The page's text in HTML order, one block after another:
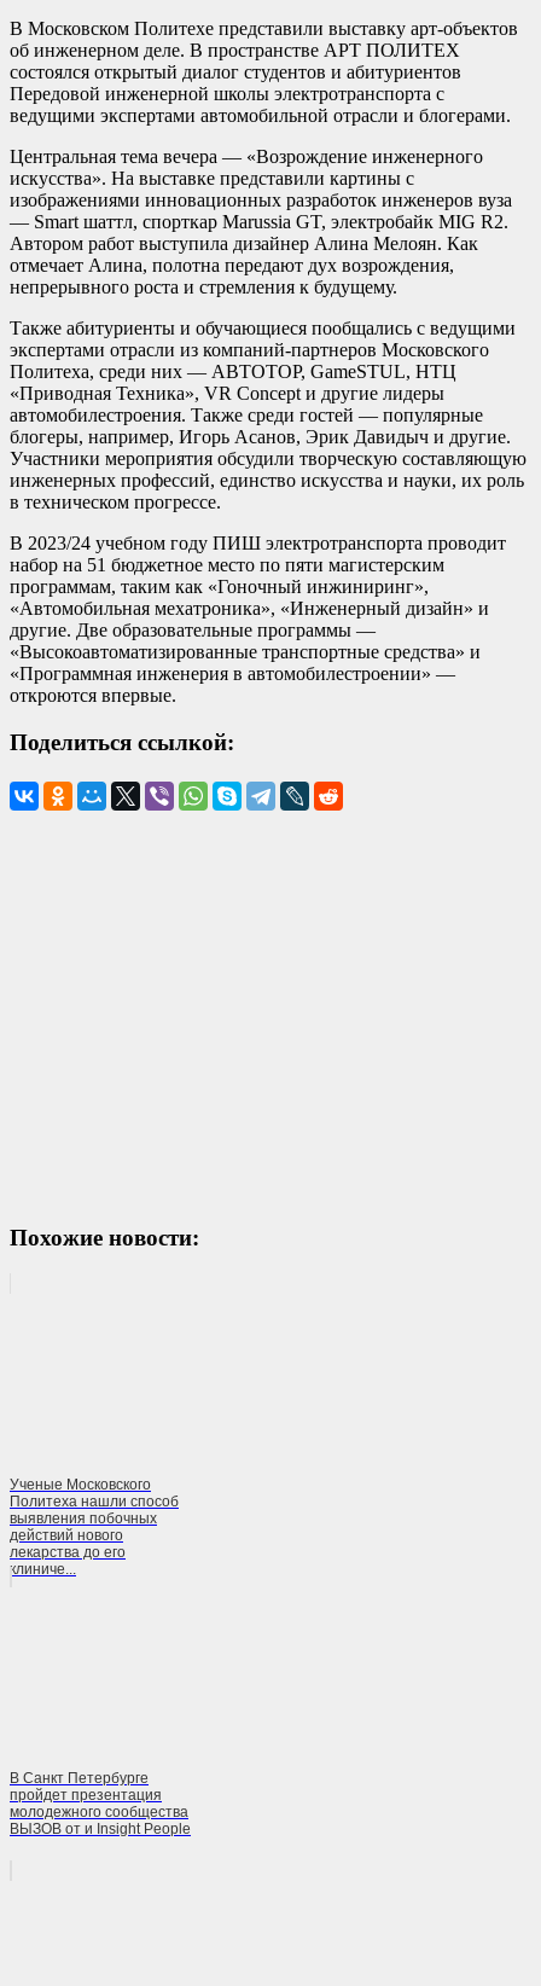
В Московском Политехе представили выставку арт-объектов
об инженерном деле. В пространстве АРТ ПОЛИТЕХ
состоялся открытый диалог студентов и абитуриентов
Передовой инженерной школы электротранспорта с
ведущими экспертами автомобильной отрасли и блогерами.
Центральная тема вечера — «Возрождение инженерного
искусства». На выставке представили картины с
изображениями инновационных разработок инженеров вуза
— Smart шаттл, спорткар Marussia GT, электробайк MIG R2.
Автором работ выступила дизайнер Алина Мелоян. Как
отмечает Алина, полотна передают дух возрождения,
непрерывного роста и стремления к будущему.
Также абитуриенты и обучающиеся пообщались с ведущими
экспертами отрасли из компаний-партнеров Московского
Политеха, среди них — АВТОТОР, GameSTUL, НТЦ
«Приводная Техника», VR Concept и другие лидеры
автомобилестроения. Также среди гостей — популярные
блогеры, например, Игорь Асанов, Эрик Давидыч и другие.
Участники мероприятия обсудили творческую составляющую
инженерных профессий, единство искусства и науки, их роль
в техническом прогрессе.
В 2023/24 учебном году ПИШ электротранспорта проводит
набор на 51 бюджетное место по пяти магистерским
программам, таким как «Гоночный инжиниринг»,
«Автомобильная мехатроника», «Инженерный дизайн» и
другие. Две образовательные программы —
«Высокоавтоматизированные транспортные средства» и
«Программная инженерия в автомобилестроении» —
откроются впервые.
Поделиться ссылкой:
Похожие новости:
Ученые Московского
Политеха нашли способ
выявления побочных
действий нового
лекарства до его
клиниче...
В Санкт Петербурге
пройдет презентация
молодежного сообщества
ВЫЗОВ от и Insight People